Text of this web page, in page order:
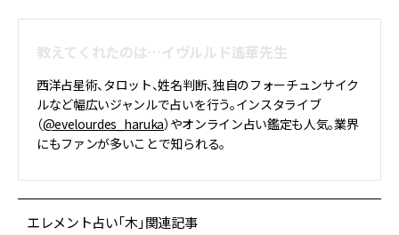
教えてくれたのは…イヴルルド遙華先生
西洋占星術、タロット、姓名判断、独自のフォーチュンサイク
ルなど幅広いジャンルで占いを行う。インスタライブ
（@evelourdes_haruka）やオンライン占い鑑定も人気。業界
にもファンが多いことで知られる。
エレメント占い「木」関連記事